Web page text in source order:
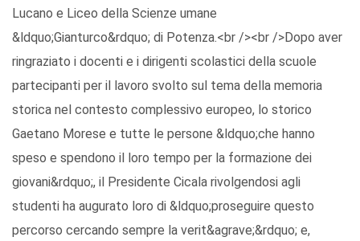
Lucano e Liceo della Scienze umane
&ldquo;Gianturco&rdquo; di Potenza.<br /><br />Dopo aver
ringraziato i docenti e i dirigenti scolastici della scuole
partecipanti per il lavoro svolto sul tema della memoria
storica nel contesto complessivo europeo, lo storico
Gaetano Morese e tutte le persone &ldquo;che hanno
speso e spendono il loro tempo per la formazione dei
giovani&rdquo;, il Presidente Cicala rivolgendosi agli
studenti ha augurato loro di &ldquo;proseguire questo
percorso cercando sempre la verit&agrave;&rdquo; e,